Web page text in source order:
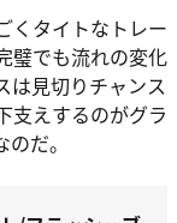
くタイトなトレー
璧でも流れの変化
は見切りチャンス
支えするのがグラ
だ。